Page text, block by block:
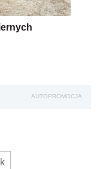
AUTOPROMOCJA